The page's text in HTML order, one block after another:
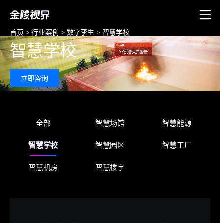
首页 > 行业案例 > 数字孪生 > 智慧学校
智慧学校
立即咨询
全部 智慧场馆 智慧能源
智慧学校 智慧园区 智慧工厂
智慧机房 智慧楼宇